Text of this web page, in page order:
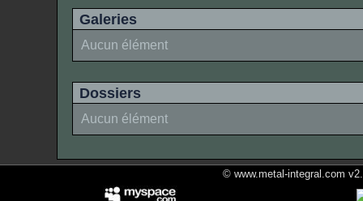
Galeries
Aucun élément
Dossiers
Aucun élément
© www.metal-integral.com